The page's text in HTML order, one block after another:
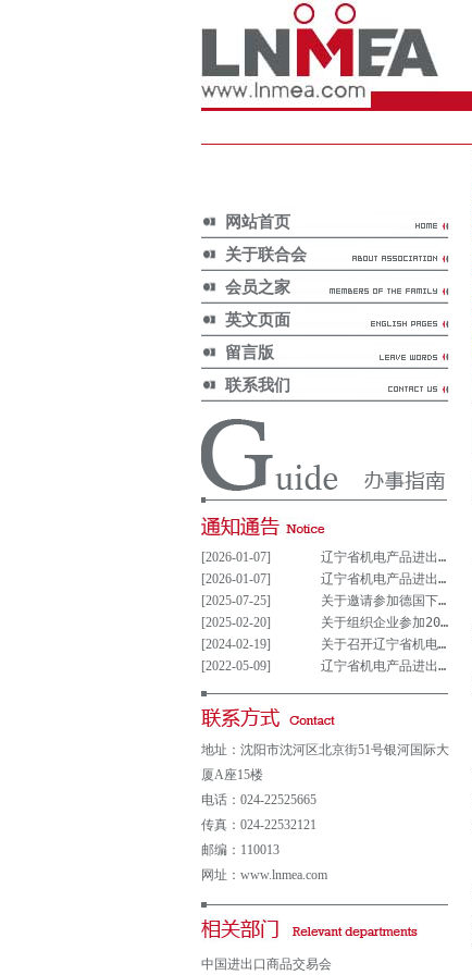
网站首页
关于联合会
会员之家
英文页面
留言版
联系我们
[2026-01-07]
辽宁省机电产品进出口企业联合会党支部参与重大事项决策管理制度(试行)
[2026-01-07]
辽宁省机电产品进出口企业联合会党组织参与决策重大事项清单(试行)
[2025-07-25]
关于邀请参加德国下萨克森州走进中德园活动暨德国汉诺威工业博览会说明会的通知
[2025-02-20]
关于组织企业参加2025年意大利博洛尼亚国际汽车保养、轮胎及维修展览会的通知
[2024-02-19]
关于召开辽宁省机电产品进出口企业 联合会第五届会员大会的通知
[2022-05-09]
辽宁省机电产品进出口企业联合会会费及其他收费公示表
地址：沈阳市沈河区北京街51号银河国际大
厦A座15楼
电话：024-22525665
传真：024-22532121
邮编：110013
网址：www.lnmea.com
中国进出口商品交易会